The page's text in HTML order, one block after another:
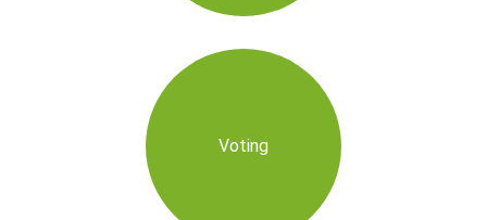
Voting